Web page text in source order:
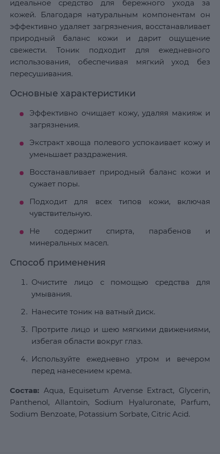
идеальное средство для бережного ухода за
кожей. Благодаря натуральным компонентам он
эффективно удаляет загрязнения, восстанавливает
природный баланс кожи и дарит ощущение
свежести. Тоник подходит для ежедневного
использования, обеспечивая мягкий уход без
пересушивания.
Основные характеристики
Эффективно очищает кожу, удаляя макияж и
загрязнения.
Экстракт хвоща полевого успокаивает кожу и
уменьшает раздражения.
Восстанавливает природный баланс кожи и
сужает поры.
Подходит для всех типов кожи, включая
чувствительную.
Не содержит спирта, парабенов и
минеральных масел.
Способ применения
Очистите лицо с помощью средства для
умывания.
Нанесите тоник на ватный диск.
Протрите лицо и шею мягкими движениями,
избегая области вокруг глаз.
Используйте ежедневно утром и вечером
перед нанесением крема.
Состав: Aqua, Equisetum Arvense Extract, Glycerin,
Panthenol, Allantoin, Sodium Hyaluronate, Parfum,
Sodium Benzoate, Potassium Sorbate, Citric Acid.